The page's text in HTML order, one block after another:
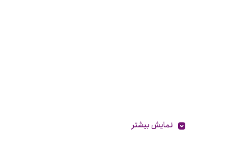
نمایش بیشتر